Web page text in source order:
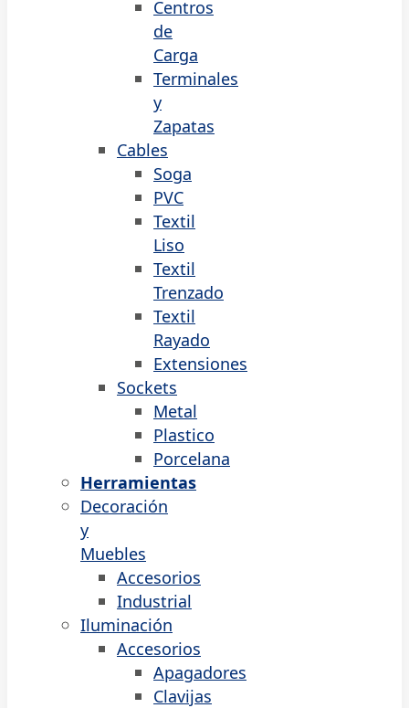
Centros
de
Carga
Terminales
y
Zapatas
Cables
Soga
PVC
Textil
Liso
Textil
Trenzado
Textil
Rayado
Extensiones
Sockets
Metal
Plastico
Porcelana
Herramientas
Decoración
y
Muebles
Accesorios
Industrial
Iluminación
Accesorios
Apagadores
Clavijas